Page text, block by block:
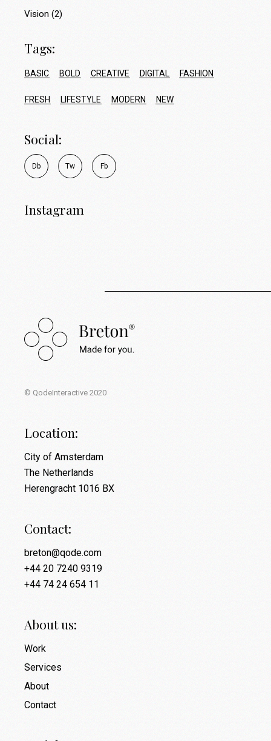
Vision (2)
Tags:
BASIC BOLD CREATIVE DIGITAL FASHION
FRESH LIFESTYLE MODERN NEW
Social:
D b Tw Fb
Instagram
© QodeInteractive 2020
Location:
City of Amsterdam
The Netherlands
Herengracht 1016 BX
Contact:
breton@qode.com
+44 20 7240 9319
+44 74 24 654 11
About us:
Work
Services
About
Contact